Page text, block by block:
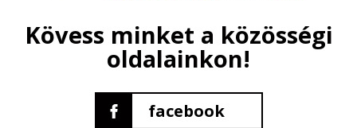
Kövess minket a közösségi
oldalainkon!
facebook